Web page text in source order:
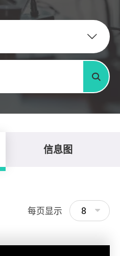
搜寻
信息图
每页显示 8